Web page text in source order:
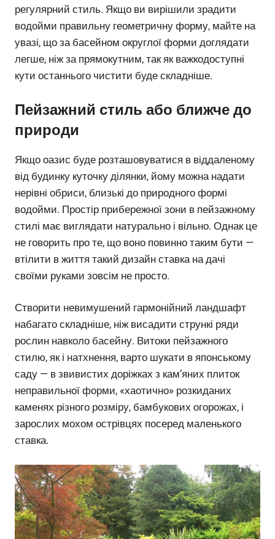
регулярний стиль. Якщо ви вирішили зрадити
водойми правильну геометричну форму, майте на
увазі, що за басейном округлої форми доглядати
легше, ніж за прямокутним, так як важкодоступні
кути останнього чистити буде складніше.
Пейзажний стиль або ближче до
природи
Якщо оазис буде розташовуватися в віддаленому
від будинку куточку ділянки, йому можна надати
нерівні обриси, близькі до природного формі
водойми. Простір прибережної зони в пейзажному
стилі має виглядати натурально і вільно. Однак це
не говорить про те, що воно повинно таким бути —
втілити в життя такий дизайн ставка на дачі
своїми руками зовсім не просто.
Створити невимушений гармонійний ландшафт
набагато складніше, ніж висадити стрункі ряди
рослин навколо басейну. Витоки пейзажного
стилю, як і натхнення, варто шукати в японському
саду — в звивистих доріжках з кам’яних плиток
неправильної форми, «хаотично» розкиданих
каменях різного розміру, бамбукових огорожах, і
зарослих мохом острівцях посеред маленького
ставка.